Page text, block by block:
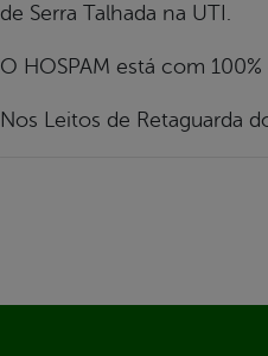
de Serra Talhada na UTI.
O HOSPAM está com
Nos Leitos de Retaguarda